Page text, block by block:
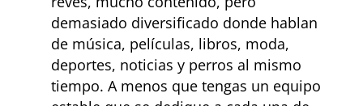
demasiado diversificado donde hablan
de música, películas, libros, moda,
deportes, noticias y perros al mismo
tiempo. A menos que tengas un equipo